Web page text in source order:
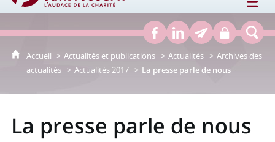
Accueil Actualités et publications Actualités
Archives des
actualités
Actualités 2017 La presse parle de nous
La presse parle de nous